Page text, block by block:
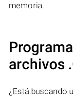
memoria.
archivos
¿Está buscando